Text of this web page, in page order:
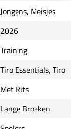
Jongens, Meisjes
2026
Training
Tiro Essentials, Tiro
Met Rits
Lange Broeken